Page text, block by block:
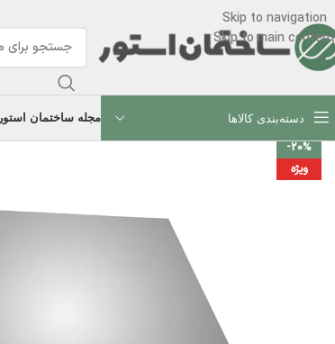
Skip to navigation
Skip to main content
دسته‌بندی کالاها مجله ساختمان استور
-20%
ویژه